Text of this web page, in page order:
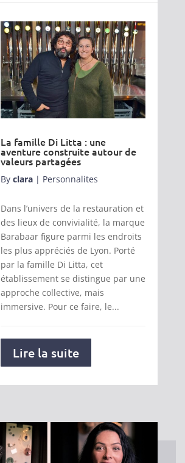
La famille Di Litta : une
aventure construite autour de
valeurs partagées
By clara| Personnalites
Dans l’univers de la restauration et
des lieux de convivialité, la marque
Barabaar figure parmi les endroits
les plus appréciés de Lyon. Porté
par la famille Di Litta, cet
établissement se distingue par une
approche collective, mais
immersive. Pour ce faire, le...
Lire la suite